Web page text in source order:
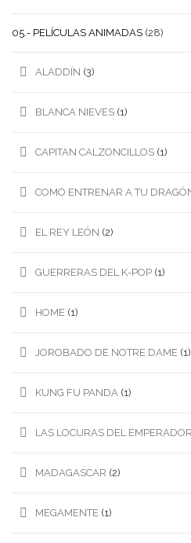
05.- PELÍCULAS ANIMADAS (28)
ALADDÍN (3)
BLANCA NIEVES (1)
CAPITAN CALZONCILLOS (1)
COMO ENTRENAR A TU
EL REY LEÓN (2)
GUERRERAS DEL K-POP (1)
HOME (1)
JOROBADO DE NOTRE DAME (1)
KUNG FU PANDA (1)
LAS LOCURAS DEL EMPERADOR
MADAGASCAR (2)
MEGAMENTE (1)